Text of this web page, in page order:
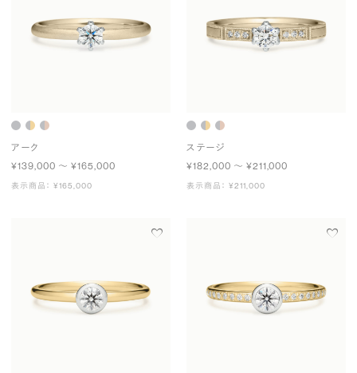
アーク
¥139,000 〜 ¥165,000
表示商品： ¥165,000
ステージ
¥182,000 〜 ¥211,000
表示商品： ¥211,000